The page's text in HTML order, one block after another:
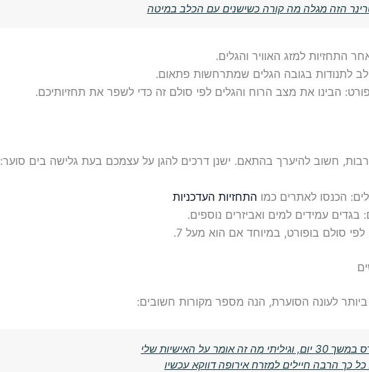
הזה מגלה מה קורה כשישנים עם הכלב במיטה
התחזיות למזג האוויר והגלים.
לב לתנודות בגובה הגלים שמתרחשות פתאום.
הבינו את מצב הרוח והגלים לפי סולם זה כדי לשפר את תחזיותיכם.
חשוב להיערך בהתאם. ישנן דרכים להגן על עצמכם בעת גלישה בים סוער:
הכנסו לאתרים כמו התחזיות העדכניות
בגדים עמידים למים ואביזרים נוספים.
סולם בופורט, במיוחד אם הוא מעל 7.
לעונה הסוערת, הנה מספר מקורות חשובים:
אומר על האישיות שלי
כך הרבה חיילים למזרח אירופה דווקא עכשיו